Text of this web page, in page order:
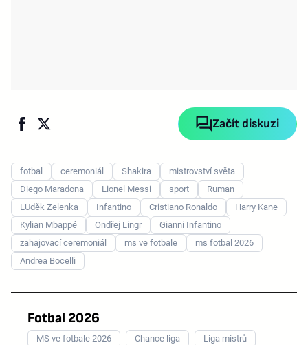
Začít diskuzi
fotbal ceremoniál Shakira
mistrovství světa
Diego Maradona
Lionel Messi sport
Ruman
LUděk Zelenka
Infantino Cristiano Ronaldo
Harry Kane
Kylian Mbappé
Ondřej Lingr
Gianni Infantino
zahajovací ceremoniál
ms ve fotbale
ms fotbal 2026
Andrea Bocelli
Fotbal 2026
MS ve fotbale 2026 Chance liga Liga mistrů